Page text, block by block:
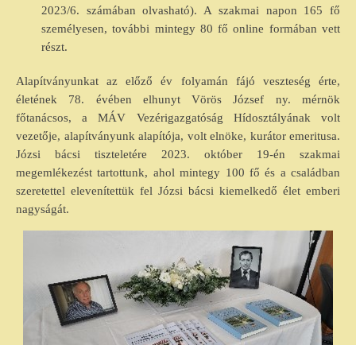
2023/6. számában olvasható). A szakmai napon 165 fő
személyesen, további mintegy 80 fő online formában vett
részt.
Alapítványunkat az előző év folyamán fájó veszteség érte,
életének 78. évében elhunyt Vörös József ny. mérnök
főtanácsos, a MÁV Vezérigazgatóság Hídosztályának volt
vezetője, alapítványunk alapítója, volt elnöke, kurátor emeritusa.
Józsi bácsi tiszteletére 2023. október 19-én szakmai
megemlékezést tartottunk, ahol mintegy 100 fő és a családban
szeretettel elevenítettük fel Józsi bácsi kiemelkedő élet emberi
nagyságát.